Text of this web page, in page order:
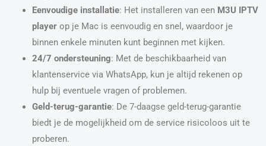
Eenvoudige installatie: Het installeren van een M3U IPTV
playerop je Mac is eenvoudig en snel, waardoor je
binnen enkele minuten kunt beginnen met kijken.
24/7 ondersteuning: Met de beschikbaarheid van
klantenservice via WhatsApp, kun je altijd rekenen op
hulp bij eventuele vragen of problemen.
Geld-terug-garantie: De 7-daagse geld-terug-garantie
biedt je de mogelijkheid om de service risicoloos uit te
proberen.